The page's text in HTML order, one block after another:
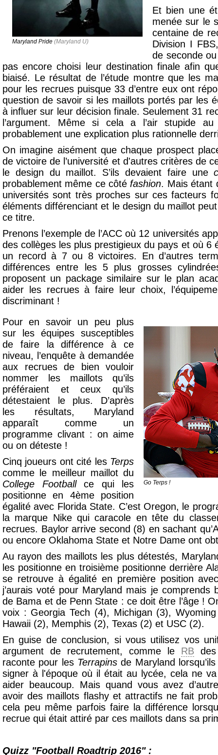
Maryland Pride (Maryland U)
Et bien une
menée sur le
centaine de
Division I
de seconde
pas encore choisi leur destination finale afin
biaisé. Le résultat de l’étude montre que les
pour les recrues puisque 33 d’entre eux ont
question de savoir si les maillots portés par les
à influer sur leur décision finale. Seulement 31
l’argument. Même si cela a l’air stupide
probablement une explication plus rationnelle
On imagine aisément que chaque prospect
de victoire de l’université et d'autres critères de
le design du maillot. S’ils devaient faire une
probablement même ce côté fashion. Mais étant
universités sont très proches sur ces facteurs
éléments différenciant et le design du maillot
ce titre.
Prenons l’exemple de l’ACC où 12 universités
des collèges les plus prestigieux du pays et où 6
un record à 7 ou 8 victoires. En d’autres
différences entre les 5 plus grosses
proposent un package similaire sur le plan
aider les recrues à faire leur choix,
discriminant !
Go Terps !
Pour en savoir un peu plus
sur les équipes susceptibles
de faire la différence à ce
niveau, l’enquête à demandée
aux recrues de bien vouloir
nommer les maillots qu’ils
préféraient et ceux qu’ils
détestaient le plus. D’après
les résultats, Maryland
apparaît comme un
programme clivant : on aime
ou on déteste !
Cinq joueurs ont cité les Terps
comme le meilleur maillot du
College Footballce qui les
positionne en 4ème position
égalité avec Florida State. C’est Oregon, le
la marque Nike qui caracole en tête du
recrues. Baylor arrive second (8) en sachant
ou encore Oklahoma State et Notre Dame ont
Au rayon des maillots les plus détestés,
les positionne en troisième positionne derrière
se retrouve à égalité en première position
j’aurais voté pour Maryland mais je comprends
de Bama et de Penn State : ce doit être l’âge !
voix : Georgia Tech (4), Michigan (3),
Hawaii (2), Memphis (2), Texas (2) et USC (2).
En guise de conclusion, si vous utilisez vos
argument de recrutement, comme le RB
raconte pour les Terrapins de Maryland
signer à l'époque où il était au lycée, cela ne
aider beaucoup. Mais quand vous avez
avoir des maillots flashy et attractifs ne fait
cela peu même parfois faire la différence
recrue qui était attiré par ces maillots dans sa
Quizz "Football Roadtrip 2016" :